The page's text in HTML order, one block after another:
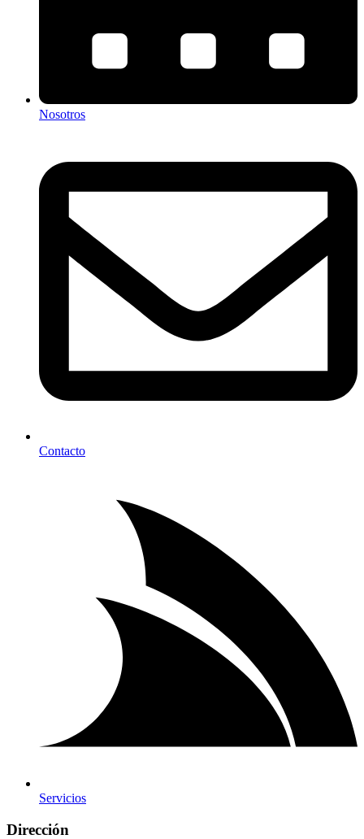
Nosotros
Contacto
Servicios
Dirección